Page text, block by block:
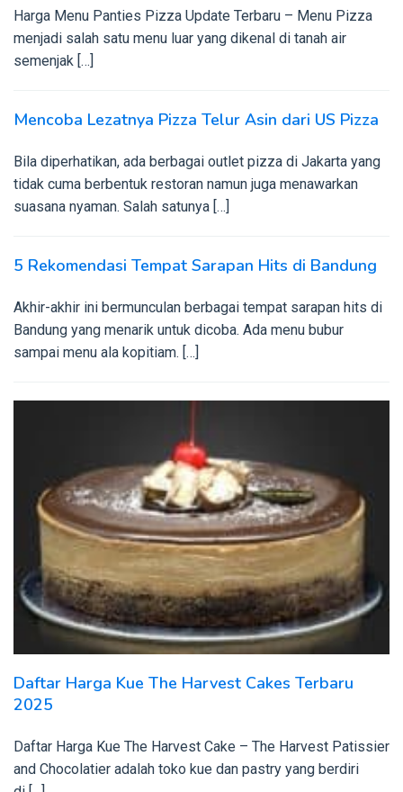
Harga Menu Panties Pizza Update Terbaru – Menu Pizza
menjadi salah satu menu luar yang dikenal di tanah air
semenjak […]
Mencoba Lezatnya Pizza Telur Asin dari US Pizza
Bila diperhatikan, ada berbagai outlet pizza di Jakarta yang
tidak cuma berbentuk restoran namun juga menawarkan
suasana nyaman. Salah satunya […]
5 Rekomendasi Tempat Sarapan Hits di Bandung
Akhir-akhir ini bermunculan berbagai tempat sarapan hits di
Bandung yang menarik untuk dicoba. Ada menu bubur
sampai menu ala kopitiam. […]
Daftar Harga Kue The Harvest Cakes Terbaru
2025
Daftar Harga Kue The Harvest Cake – The Harvest Patissier
and Chocolatier adalah toko kue dan pastry yang berdiri